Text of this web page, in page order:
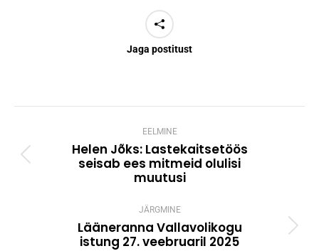
Jaga postitust
navigation
EELMINE
Previous
post:
Helen Jõks: Lastekaitsetöös
seisab ees mitmeid olulisi
muutusi
JÄRGMINE
Next
Lääneranna Vallavolikogu
istung 27. veebruaril 2025